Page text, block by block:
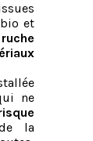
et
ruche
ne
la